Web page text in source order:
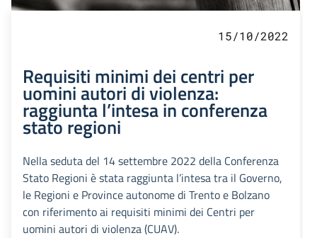
15/10/2022
Requisiti minimi dei centri per
uomini autori di violenza:
raggiunta l’intesa in conferenza
stato regioni
Nella seduta del 14 settembre 2022 della Conferenza
Stato Regioni è stata raggiunta l’intesa tra il Governo,
le Regioni e Province autonome di Trento e Bolzano
con riferimento ai requisiti minimi dei Centri per
uomini autori di violenza (CUAV).